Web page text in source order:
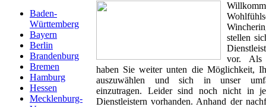
Baden-
Württemberg
Bayern
Berlin
Brandenburg
Bremen
Hamburg
Hessen
Mecklenburg-
stellen
vor. Als
haben Sie weiter unten die Möglichkeit,
auszuwählen und sich in unser
einzutragen. Leider sind noch nicht in
Dienstleistern vorhanden. Anhand der